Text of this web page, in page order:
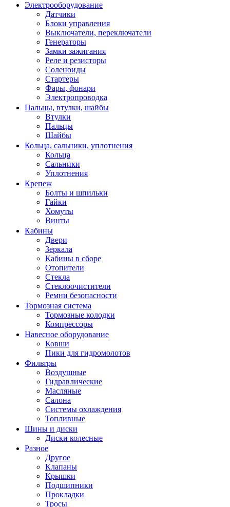
Электрооборудование
Датчики
Блоки управления
Выключатели, переключатели
Генераторы
Замки зажигания
Реле и резисторы
Соленоиды
Стартеры
Фары, фонари
Электропроводка
Пальцы, втулки, шайбы
Втулки
Пальцы
Шайбы
Кольца, сальники, уплотнения
Кольца
Сальники
Уплотнения
Крепеж
Болты и шпильки
Гайки
Хомуты
Винты
Кабины
Двери
Зеркала
Кабины в сборе
Отопители
Стекла
Стеклоочистители
Ремни безопасности
Тормозная система
Тормозные колодки
Компрессоры
Навесное оборудование
Ковши
Пики для гидромолотов
Фильтры
Воздушные
Гидравлические
Масляные
Салона
Системы охлаждения
Топливные
Шины и диски
Диски колесные
Разное
Другое
Клапаны
Крышки
Подшипники
Прокладки
Тросы